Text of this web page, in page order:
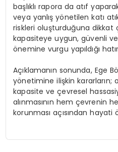
başlıklı rapora da atıf
veya yanlış yönetilen katı
riskleri oluşturduğuna dikkat
kapasiteye uygun, güvenli
önemine vurgu yapıldığı
Açıklamanın sonunda, Ege
yönetimine ilişkin kararların;
kapasite veçevresel
alınmasının hem çevrenin
korunması açısından hayati